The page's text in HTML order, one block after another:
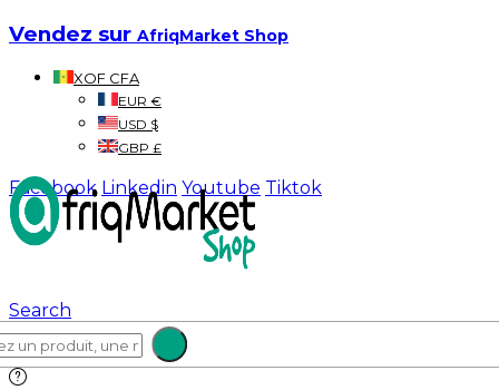
Vendez sur AfriqMarket Shop
XOF CFA
EUR €
USD $
GBP £
Facebook Linkedin Youtube Tiktok
Search